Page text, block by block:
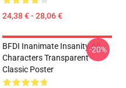
24,38 € - 28,06 €
BFDI Inanimate Insanity All
Characters Transparent
Classic Poster
-20%